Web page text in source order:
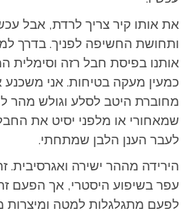
את אותו קיר צריך לרדת, אבל
ותחושת החשיפה לפניך. בדרך
אותנו בפיסת חבל רזה וסימלית
כמעין מעקה בטיחות. אני
מחוברת היטב לסלע וגולש מהר
שמאחורי או מלפני יסיט את
לעבר הענן הלבן שמתחתי.
הירידה מההר ישירה
עפר בשיפוע היסטרי, אך הפעם
לפעם מתגלגלות למטה